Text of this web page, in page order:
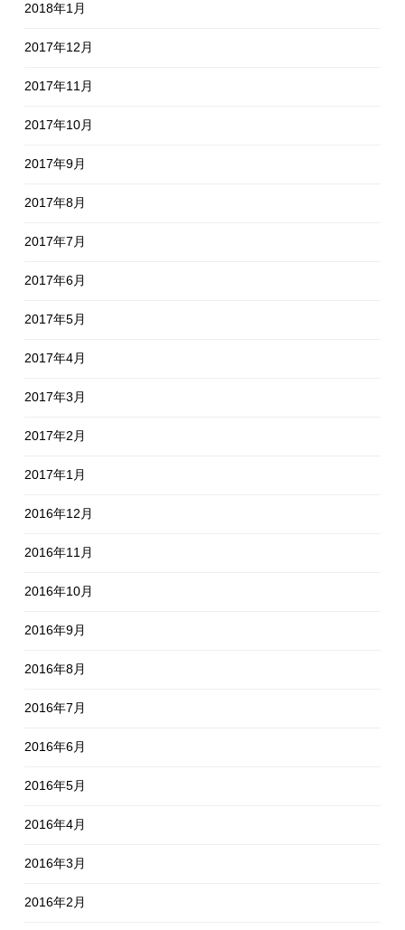
2018年1月
2017年12月
2017年11月
2017年10月
2017年9月
2017年8月
2017年7月
2017年6月
2017年5月
2017年4月
2017年3月
2017年2月
2017年1月
2016年12月
2016年11月
2016年10月
2016年9月
2016年8月
2016年7月
2016年6月
2016年5月
2016年4月
2016年3月
2016年2月